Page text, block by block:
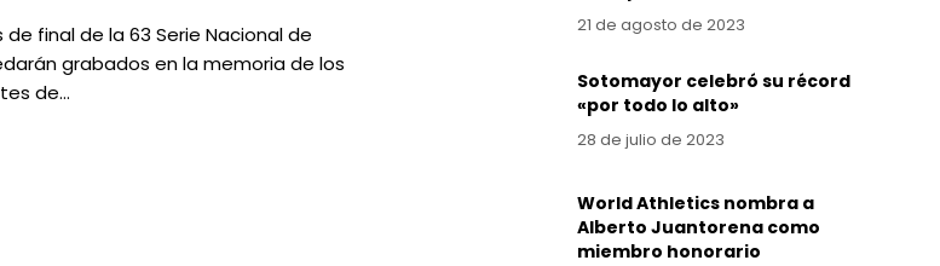
de final de la 63 Serie Nacional de
grabados en la memoria de los
de…
21 de agosto de 2023
Sotomayor celebró su récord
«por todo lo alto»
28 de julio de 2023
World Athletics nombra a
Alberto Juantorena como
miembro honorario